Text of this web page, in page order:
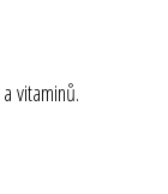
vitaminů.